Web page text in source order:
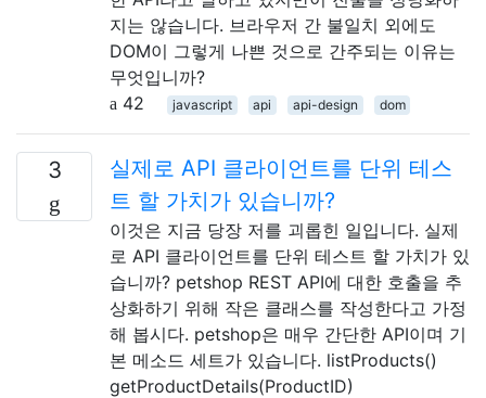
지는 않습니다. 브라우저 간 불일치 외에도
DOM이 그렇게 나쁜 것으로 간주되는 이유는
무엇입니까?
42
javascript api api-design dom
3
실제로 API 클라이언트를 단위 테스
트 할 가치가 있습니까?
이것은 지금 당장 저를 괴롭힌 일입니다. 실제
로 API 클라이언트를 단위 테스트 할 가치가 있
습니까? petshop REST API에 대한 호출을 추
상화하기 위해 작은 클래스를 작성한다고 가정
해 봅시다. petshop은 매우 간단한 API이며 기
본 메소드 세트가 있습니다. listProducts()
getProductDetails(ProductID)